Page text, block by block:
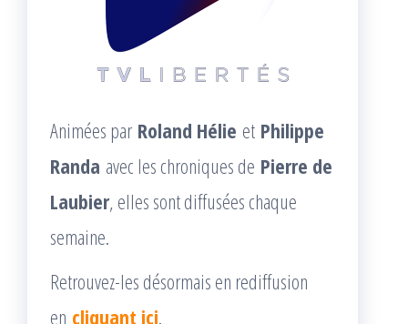
Animées par Roland Hélie et Philippe
Randa avec les chroniques de Pierre de
Laubier, elles sont diffusées chaque
semaine.
Retrouvez-les désormais en rediffusion
en cliquant ici.